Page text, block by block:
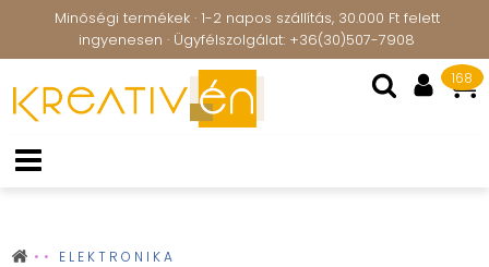
Minőségi termékek · 1-2 napos szállítás, 30.000 Ft felett
ingyenesen · Ügyfélszolgálat: +36(30)507-7908
168
ELEKTRONIKA